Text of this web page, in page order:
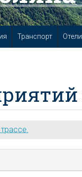
Транспорт Отели